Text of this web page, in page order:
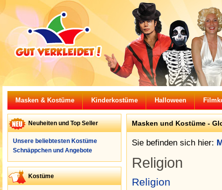
Masken & Kostüme Kinderkostüme Halloween
Neuheiten und Top Seller
Unsere beliebtesten Kostüme
Schnäppchen und Angebote
Kostüme
Masken und Kostüme -
Sie befinden sich hier:
Religion
Religion